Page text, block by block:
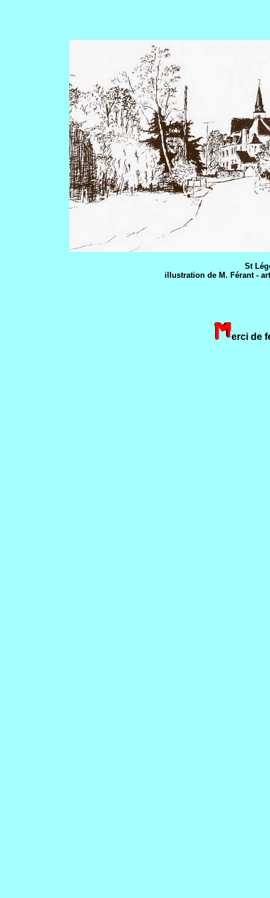
St
illustration de M. Férant -
erci de